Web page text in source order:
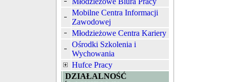
Mobilne Centra Informacji
Zawodowej
Młodzieżowe Centra Kariery
Ośrodki Szkolenia i
Wychowania
Hufce Pracy
DZIAŁALNOŚĆ